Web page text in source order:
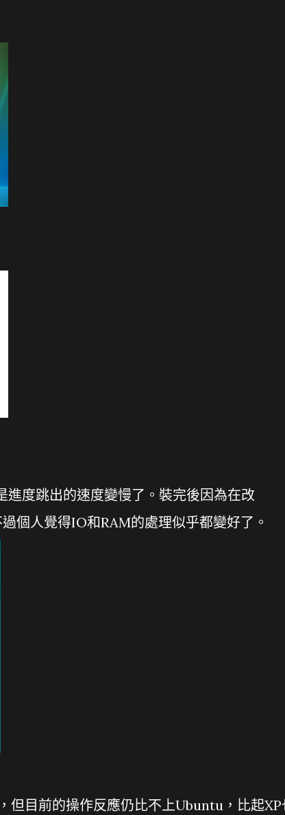
進度跳出的速度變慢了。裝完後因為在改
個人覺得IO和RAM的處理似乎都變好了。
但目前的操作反應仍比不上Ubuntu，比起XP